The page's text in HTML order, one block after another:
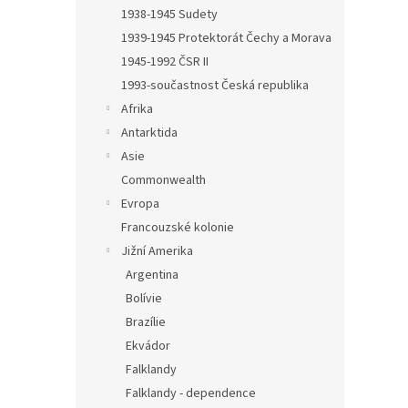
1938-1945 Sudety
1939-1945 Protektorát Čechy a Morava
1945-1992 ČSR II
1993-součastnost Česká republika
Afrika
Antarktida
Asie
Commonwealth
Evropa
Francouzské kolonie
Jižní Amerika
Argentina
Bolívie
Brazílie
Ekvádor
Falklandy
Falklandy - dependence